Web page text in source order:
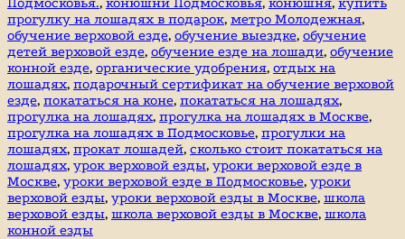
прогулку на лошадях в подарок, метро Молодежная,
обучение верховой езде, обучение выездке, обучение
детей верховой езде, обучение езде на лошади, обучение
конной езде, органические удобрения, отдых на
лошадях, подарочный сертификат на обучение верховой
езде, покататься на коне, покататься на лошадях,
прогулка на лошадях, прогулка на лошадях в Москве,
прогулка на лошадях в Подмосковье, прогулки на
лошадях, прокат лошадей, сколько стоит покататься на
лошадях, урок верховой езды, уроки верховой езде в
Москве, уроки верховой езде в Подмосковье, уроки
верховой езды, уроки верховой езды в Москве, школа
верховой езды, школа верховой езды в Москве, школа
конной езды